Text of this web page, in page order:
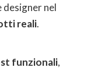
designer nel
reali.
funzionali,